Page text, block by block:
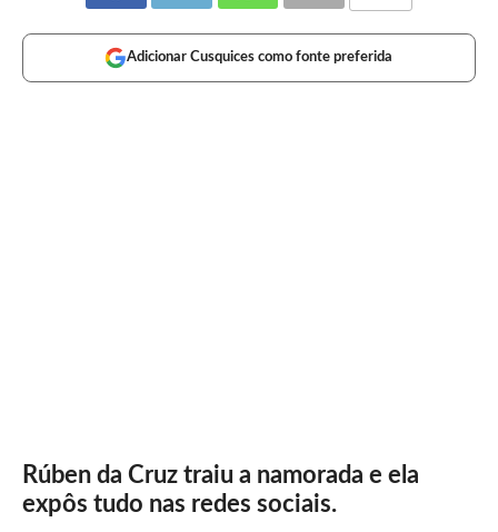
Adicionar Cusquices como fonte preferida
Rúben da Cruz traiu a namorada e ela
expôs tudo nas redes sociais.